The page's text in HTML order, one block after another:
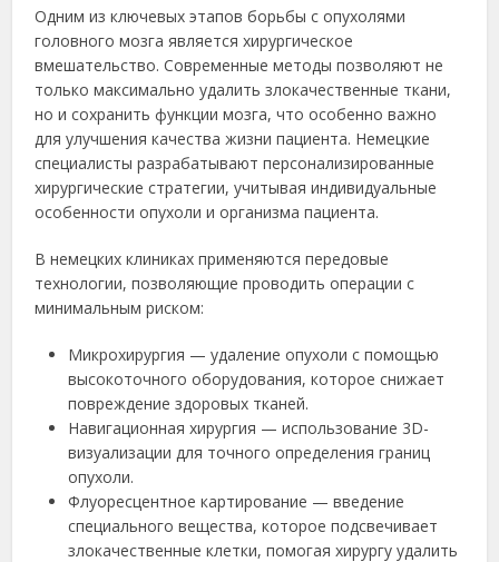
Одним из ключевых этапов борьбы с опухолями
головного мозга является хирургическое
вмешательство. Современные методы позволяют не
только максимально удалить злокачественные ткани,
но и сохранить функции мозга, что особенно важно
для улучшения качества жизни пациента. Немецкие
специалисты разрабатывают персонализированные
хирургические стратегии, учитывая индивидуальные
особенности опухоли и организма пациента.
В немецких клиниках применяются передовые
технологии, позволяющие проводить операции с
минимальным риском:
Микрохирургия — удаление опухоли с помощью
высокоточного оборудования, которое снижает
повреждение здоровых тканей.
Навигационная хирургия — использование 3D-
визуализации для точного определения границ
опухоли.
Флуоресцентное картирование — введение
специального вещества, которое подсвечивает
злокачественные клетки, помогая хирургу удалить